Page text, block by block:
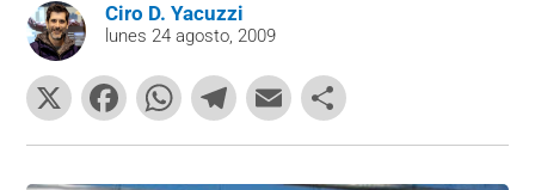
Ciro D. Yacuzzi
lunes 24 agosto, 2009
X
F
a
c
W
h
at
T
el
e
E
m
ai
o
m